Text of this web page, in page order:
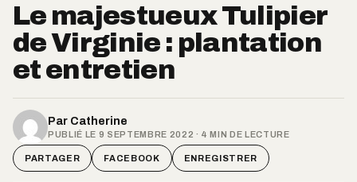
Le majestueux Tulipier
de Virginie : plantation
et entretien
Par Catherine
PUBLIÉ LE 9 SEPTEMBRE 2022 · 4 MIN DE LECTURE
PARTAGER FACEBOOK ENREGISTRER